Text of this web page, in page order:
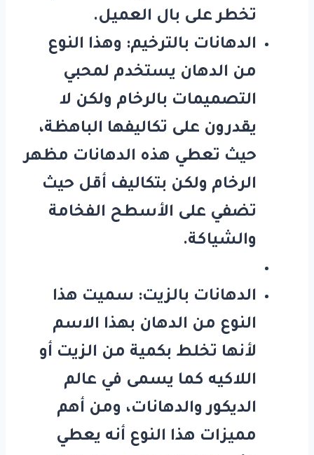
تخطر على بال العميل.
الدهانات بالترخيم: وهذا النوع
من الدهان يستخدم لمحبي
التصميمات بالرخام ولكن لا
يقدرون على تكاليفها الباهظة،
حيث تعطي هذه الدهانات مظهر
الرخام ولكن بتكاليف أقل حيث
تضفي على الأسطح الفخامة
والشياكة.
الدهانات بالزيت: سميت هذا
النوع من الدهان بهذا الاسم
لأنها تخلط بكمية من الزيت أو
اللاكيه كما يسمى في عالم
الديكور والدهانات، ومن أهم
مميزات هذا النوع أنه يعطي